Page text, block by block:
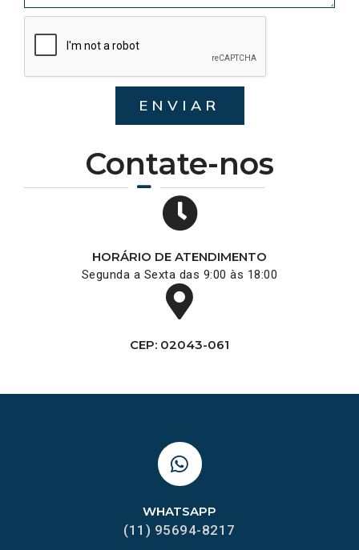
Contate-nos
HORÁRIO DE ATENDIMENTO
Segunda a Sexta das 9:00 às 18:00
CEP: 02043-061
ENVIAR
WHATSAPP
(11) 95694-8217